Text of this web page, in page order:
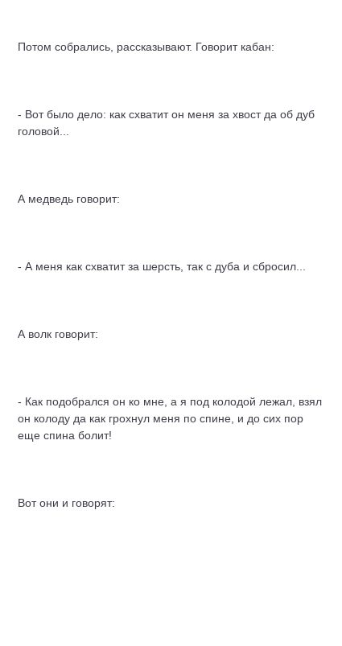
Потом собрались, рассказывают. Говорит кабан:
- Вот было дело: как схватит он меня за хвост да об дуб
головой...
А медведь говорит:
- А меня как схватит за шерсть, так с дуба и сбросил...
А волк говорит:
- Как подобрался он ко мне, а я под колодой лежал, взял
он колоду да как грохнул меня по спине, и до сих пор
еще спина болит!
Вот они и говорят: